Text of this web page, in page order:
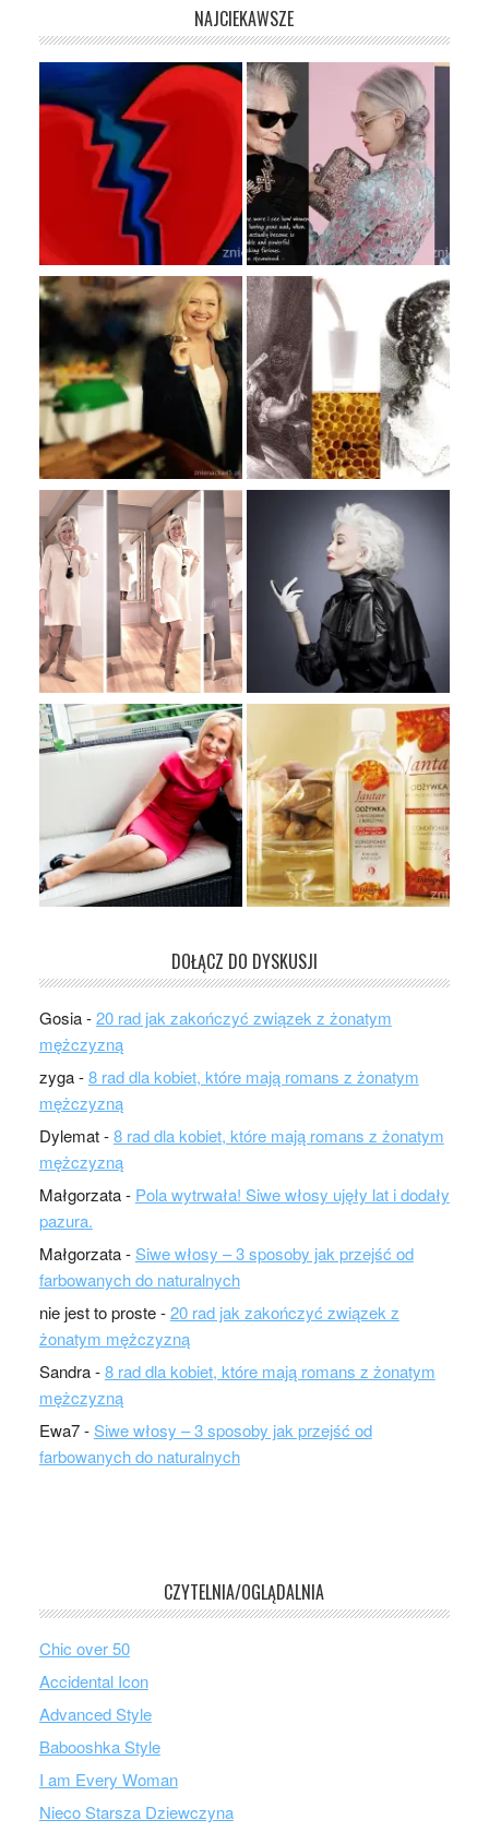
NAJCIEKAWSZE
DOŁĄCZ DO DYSKUSJI
Gosia-20 rad jak zakończyć związek z żonatym
mężczyzną
zyga-8 rad dla kobiet, które mają romans z żonatym
mężczyzną
Dylemat-8 rad dla kobiet, które mają romans z żonatym
mężczyzną
Małgorzata- Pola wytrwała! Siwe włosy ujęły lat i dodały
pazura.
Małgorzata-Siwe włosy – 3 sposoby jak przejść od
farbowanych do naturalnych
nie jest to proste-20 rad jak zakończyć związek z
żonatym mężczyzną
Sandra-8 rad dla kobiet, które mają romans z żonatym
mężczyzną
Ewa7-Siwe włosy – 3 sposoby jak przejść od
farbowanych do naturalnych
CZYTELNIA/OGLĄDALNIA
Chic over 50
Accidental Icon
Advanced Style
Babooshka Style
I am Every Woman
Nieco Starsza Dziewczyna